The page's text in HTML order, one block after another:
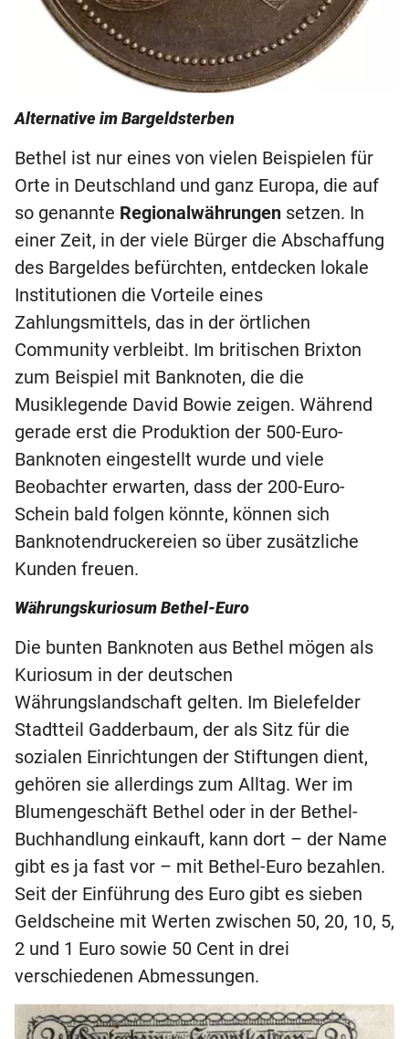
Alternative im Bargeldsterben
Bethel ist nur eines von vielen Beispielen für
Orte in Deutschland und ganz Europa, die auf
so genannte Regionalwährungen setzen. In
einer Zeit, in der viele Bürger die Abschaffung
des Bargeldes befürchten, entdecken lokale
Institutionen die Vorteile eines
Zahlungsmittels, das in der örtlichen
Community verbleibt. Im britischen Brixton
zum Beispiel mit Banknoten, die die
Musiklegende David Bowie zeigen. Während
gerade erst die Produktion der 500-Euro-
Banknoten eingestellt wurde und viele
Beobachter erwarten, dass der 200-Euro-
Schein bald folgen könnte, können sich
Banknotendruckereien so über zusätzliche
Kunden freuen.
Währungskuriosum Bethel-Euro
Die bunten Banknoten aus Bethel mögen als
Kuriosum in der deutschen
Währungslandschaft gelten. Im Bielefelder
Stadtteil Gadderbaum, der als Sitz für die
sozialen Einrichtungen der Stiftungen dient,
gehören sie allerdings zum Alltag. Wer im
Blumengeschäft Bethel oder in der Bethel-
Buchhandlung einkauft, kann dort – der Name
gibt es ja fast vor – mit Bethel-Euro bezahlen.
Seit der Einführung des Euro gibt es sieben
Geldscheine mit Werten zwischen 50, 20, 10, 5,
2 und 1 Euro sowie 50 Cent in drei
verschiedenen Abmessungen.